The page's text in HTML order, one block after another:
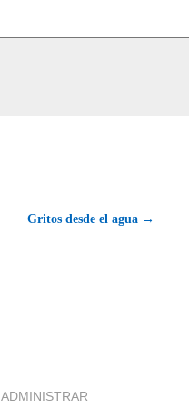
Gritos desde el agua →
ADMINISTRAR